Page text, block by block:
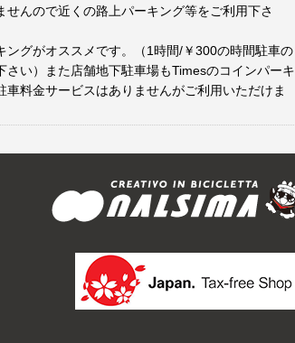
せんので近くの路上パーキング等をご利用下さ
ングがオススメです。（1時間/￥300の時間駐車の
さい）また店舗地下駐車場もTimesのコインパーキ
車料金サービスはありませんがご利用いただけま